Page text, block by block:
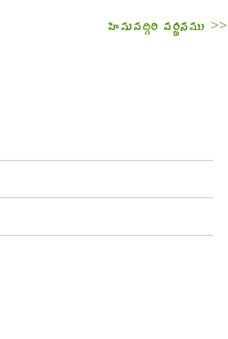
హిమవద్గిరి వర్ణనము >>